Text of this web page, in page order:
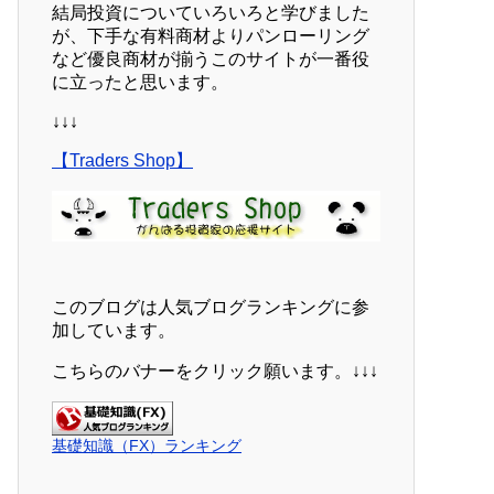
結局投資についていろいろと学びました
が、下手な有料商材よりパンローリング
など優良商材が揃うこのサイトが一番役
に立ったと思います。
↓↓↓
【Traders Shop】
このブログは人気ブログランキングに参
加しています。
こちらのバナーをクリック願います。↓↓↓
基礎知識（FX）ランキング